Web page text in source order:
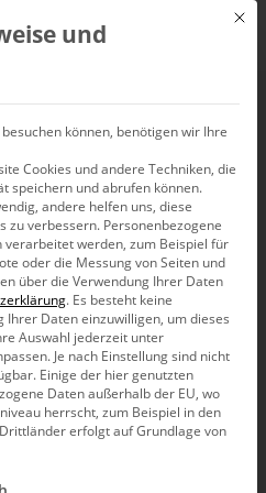
Monats
des
Lösungen für
BI, Performance
Mit
und
können, benötigen wir Ihre
Cookies und andere Techniken, die
speichern und abrufen können.
andere helfen uns, diese
zu verbessern. Personenbezogene
verarbeitet werden, zum Beispiel für
oder die Messung von Seiten und
über die Verwendung Ihrer Daten
. Es besteht keine
Daten einzuwilligen, um dieses
Auswahl jederzeit unter
Je nach Einstellung sind nicht
Einige der hier genutzten
Daten außerhalb der EU, wo
herrscht, zum Beispiel in den
erfolgt auf Grundlage von
Gruppen, für die eine